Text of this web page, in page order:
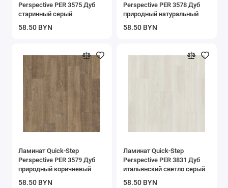
Perspective PER 3575 Дуб
старинный серый
58.50 BYN
Perspective PER 3578 Дуб
природный натуральный
58.50 BYN
Ламинат Quick-Step
Perspective PER 3579 Дуб
природный коричневый
58.50 BYN
Ламинат Quick-Step
Perspective PER 3831 Дуб
итальянский светло серый
58.50 BYN